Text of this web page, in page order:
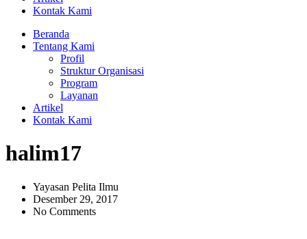
Kontak Kami
Beranda
Tentang Kami
Profil
Struktur Organisasi
Program
Layanan
Artikel
Kontak Kami
halim17
Yayasan Pelita Ilmu
Desember 29, 2017
No Comments